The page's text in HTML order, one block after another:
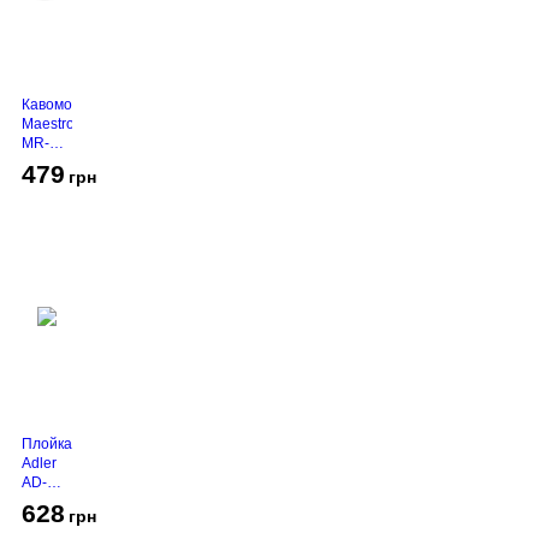
Кавомолка
Maestro
MR-
Grey
479 грн
Плойка
Adler
AD-
628 грн